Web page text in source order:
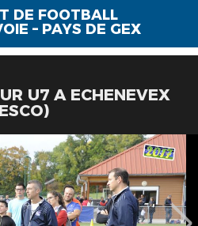
DE FOOTBALL
– PAYS DE GEX
U7 A ECHENEVEX